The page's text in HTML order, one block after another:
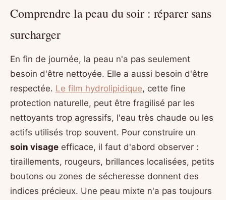
Comprendre la peau du soir : réparer sans
surcharger
En fin de journée, la peau n'a pas seulement
besoin d'être nettoyée. Elle a aussi besoin d'être
respectée. Le film hydrolipidique, cette fine
protection naturelle, peut être fragilisé par les
nettoyants trop agressifs, l'eau très chaude ou les
actifs utilisés trop souvent. Pour construire un
soin visage efficace, il faut d'abord observer :
tiraillements, rougeurs, brillances localisées, petits
boutons ou zones de sécheresse donnent des
indices précieux. Une peau mixte n'a pas toujours